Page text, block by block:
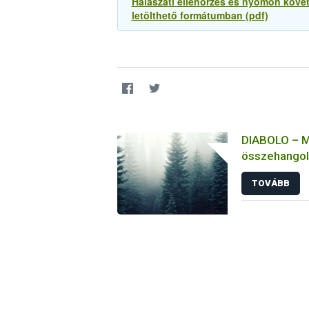
letölthető formátumban (pdf)
DIABOLO –
TOVÁBB